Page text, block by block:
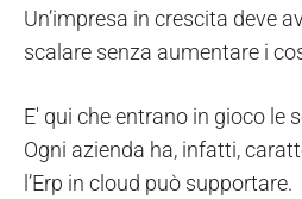
Un’impresa in crescita deve
scalare senza aumentare i
E' qui che entrano in gioco le
Ogni azienda ha, infatti,
l’Erp in cloud può supportare.